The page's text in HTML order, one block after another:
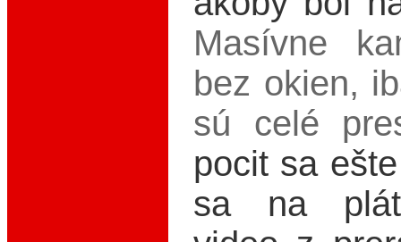
Masívne
bez okien,
sú celé
pocit sa
sa na